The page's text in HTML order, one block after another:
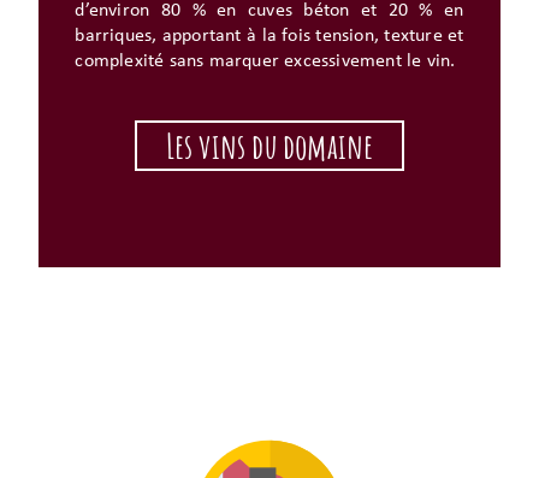
d’environ 80 % en cuves béton et 20 % en
barriques, apportant à la fois tension, texture et
complexité sans marquer excessivement le vin.
Les vins du domaine